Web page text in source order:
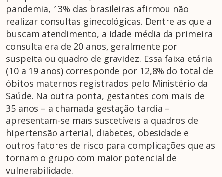
pandemia, 13% das brasileiras afirmou não
realizar consultas ginecológicas. Dentre as que a
buscam atendimento, a idade média da primeira
consulta era de 20 anos, geralmente por
suspeita ou quadro de gravidez. Essa faixa etária
(10 a 19 anos) corresponde por 12,8% do total de
óbitos maternos registrados pelo Ministério da
Saúde. Na outra ponta, gestantes com mais de
35 anos – a chamada gestação tardia –
apresentam-se mais suscetíveis a quadros de
hipertensão arterial, diabetes, obesidade e
outros fatores de risco para complicações que as
tornam o grupo com maior potencial de
vulnerabilidade.